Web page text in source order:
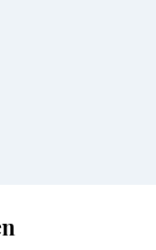
med Brøndby havn,